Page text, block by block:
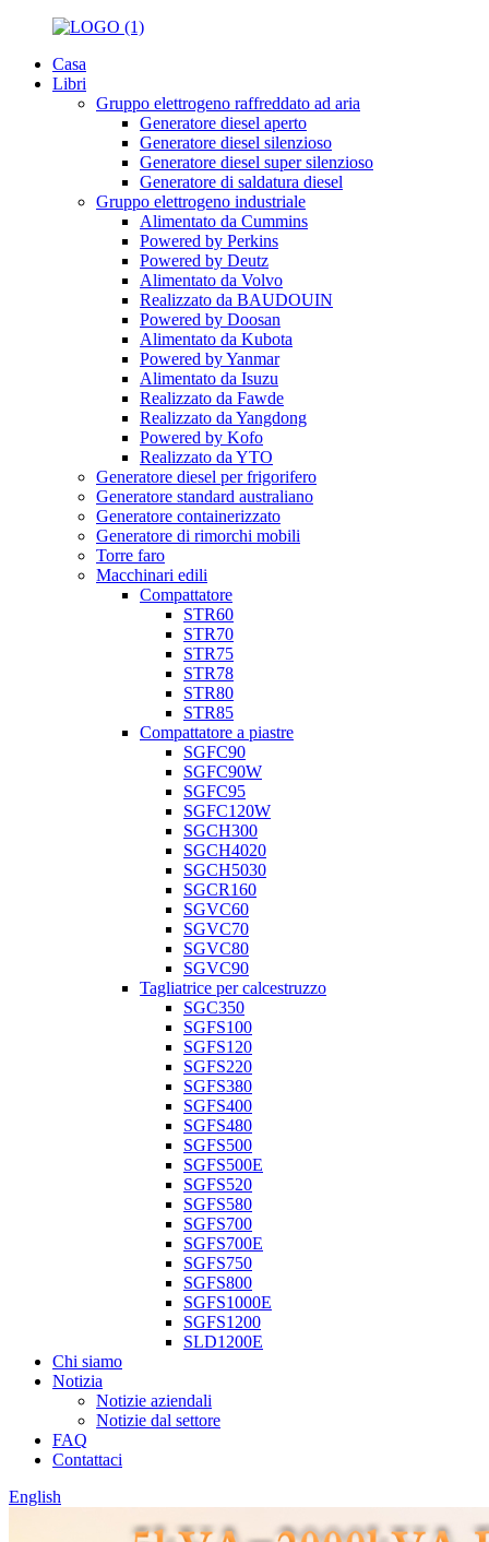
Casa
Libri
Gruppo elettrogeno raffreddato ad aria
Generatore diesel aperto
Generatore diesel silenzioso
Generatore diesel super silenzioso
Generatore di saldatura diesel
Gruppo elettrogeno industriale
Alimentato da Cummins
Powered by Perkins
Powered by Deutz
Alimentato da Volvo
Realizzato da BAUDOUIN
Powered by Doosan
Alimentato da Kubota
Powered by Yanmar
Alimentato da Isuzu
Realizzato da Fawde
Realizzato da Yangdong
Powered by Kofo
Realizzato da YTO
Generatore diesel per frigorifero
Generatore standard australiano
Generatore containerizzato
Generatore di rimorchi mobili
Torre faro
Macchinari edili
Compattatore
STR60
STR70
STR75
STR78
STR80
STR85
Compattatore a piastre
SGFC90
SGFC90W
SGFC95
SGFC120W
SGCH300
SGCH4020
SGCH5030
SGCR160
SGVC60
SGVC70
SGVC80
SGVC90
Tagliatrice per calcestruzzo
SGC350
SGFS100
SGFS120
SGFS220
SGFS380
SGFS400
SGFS480
SGFS500
SGFS500E
SGFS520
SGFS580
SGFS700
SGFS700E
SGFS750
SGFS800
SGFS1000E
SGFS1200
SLD1200E
Chi siamo
Notizia
Notizie aziendali
Notizie dal settore
FAQ
Contattaci
English